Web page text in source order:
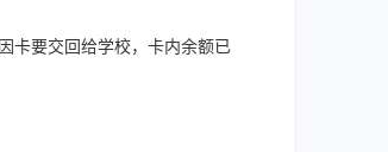
卡要交回给学校，卡内余额已